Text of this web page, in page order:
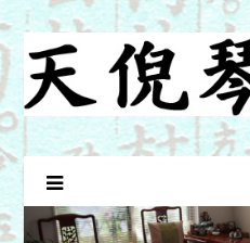
Skip
to
content